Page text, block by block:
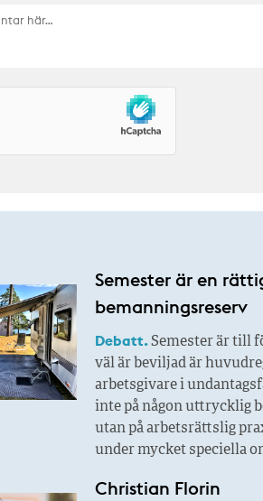
Semester är en
bemanningsreserv
Debatt.Semester är till
väl är beviljad är
arbetsgivare i
inte på någon uttrycklig
utan på arbetsrättslig
under mycket speciella
Christian Florin